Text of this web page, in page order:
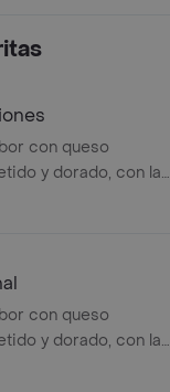
con queso
y dorado, con la
Johns con su
con queso
y dorado, con la
Johns con su